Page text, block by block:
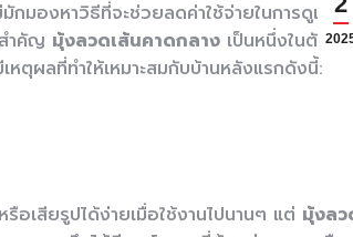
มองหาวิธีที่จะช่วยลดค่าใช้จ่ายในการดูแลบ้าน
ำคัญ มุ้งลวดเส้นคาดกลาง เป็นหนึ่งในตัวเลื
ตุผลที่ทำให้เหมาะสมกับบ้านหลังแรกดังนี้:
เสียรูปได้ง่ายเมื่อใช้งานไปนานๆ แต่ มุ้งลว